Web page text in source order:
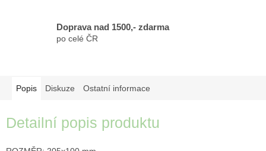
Doprava nad 1500,- zdarma
po celé ČR
Popis Diskuze Ostatní informace
Detailní popis produktu